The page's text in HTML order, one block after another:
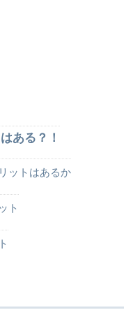
ある？！
ットはあるか
ト